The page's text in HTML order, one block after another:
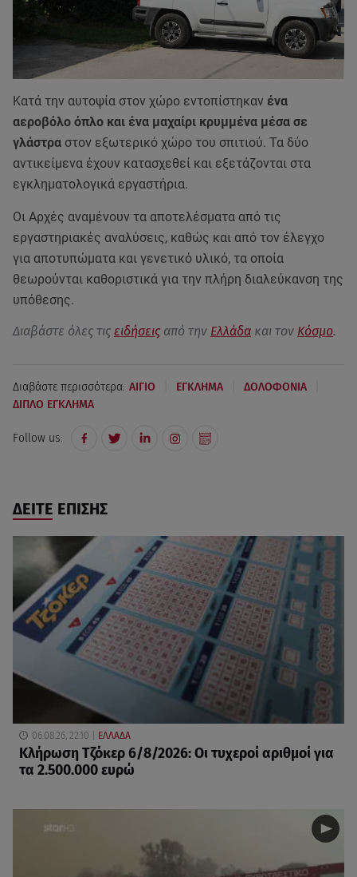
Κατά την αυτοψία στον χώρο εντοπίστηκαν ένα
αεροβόλο όπλο και ένα μαχαίρι κρυμμένα μέσα σε
γλάστρα στον εξωτερικό χώρο του σπιτιού. Τα δύο
αντικείμενα έχουν κατασχεθεί και εξετάζονται στα
εγκληματολογικά εργαστήρια.
Οι Αρχές αναμένουν τα αποτελέσματα από τις
εργαστηριακές αναλύσεις, καθώς και από τον έλεγχο
για αποτυπώματα και γενετικό υλικό, τα οποία
θεωρούνται καθοριστικά για την πλήρη διαλεύκανση της
υπόθεσης.
Διαβάστε όλες τις ειδήσεις από την Ελλάδα και τον Κόσμο.
Διαβάστε περισσότερα: ΑΙΓΙΟ ΕΓΚΛΗΜΑ ΔΟΛΟΦΟΝΙΑ
ΔΙΠΛΟ ΕΓΚΛΗΜΑ
Follow us:
ΔΕΙΤΕ ΕΠΙΣΗΣ
06.08.26, 22:10 ΕΛΛΑΔΑ
Κλήρωση Τζόκερ 6/8/2026: Οι τυχεροί αριθμοί για
τα 2.500.000 ευρώ